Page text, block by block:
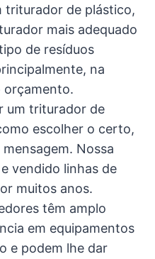
triturador de plástico,
mais adequado
de resíduos
na
orçamento.
um triturador de
escolher o certo,
Nossa
vendido linhas de
muitos anos.
têm amplo
em equipamentos
e podem lhe dar